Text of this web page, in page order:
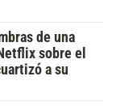
de una
sobre el
a su